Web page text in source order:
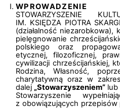
WPROWADZENIE
STOWARZYSZENIE
IM. KSIĘDZA PIOTRA
(działalność
pielęgnowanie
polskiego oraz
etycznej, filozoficznej,
cywilizacji chrześcijańskiej,
Rodzina, Własność,
charytatywną oraz w
dalej „Stowarzyszeniem” lub
Stowarzyszenie
z obowiązujących